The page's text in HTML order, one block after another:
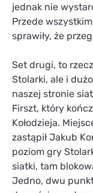
jednak nie
Przede
sprawiły, że
Set drugi, to
Stolarki, ale i
naszej stronie
Firszt, który
Kołodzieja.
zastąpił Jakub
poziom gry
siatki, tam
Jedno, dwu